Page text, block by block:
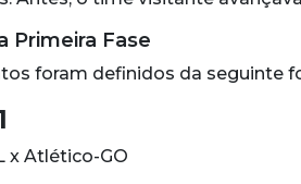
Primeira Fase
foram definidos da seguinte
x Atlético-GO